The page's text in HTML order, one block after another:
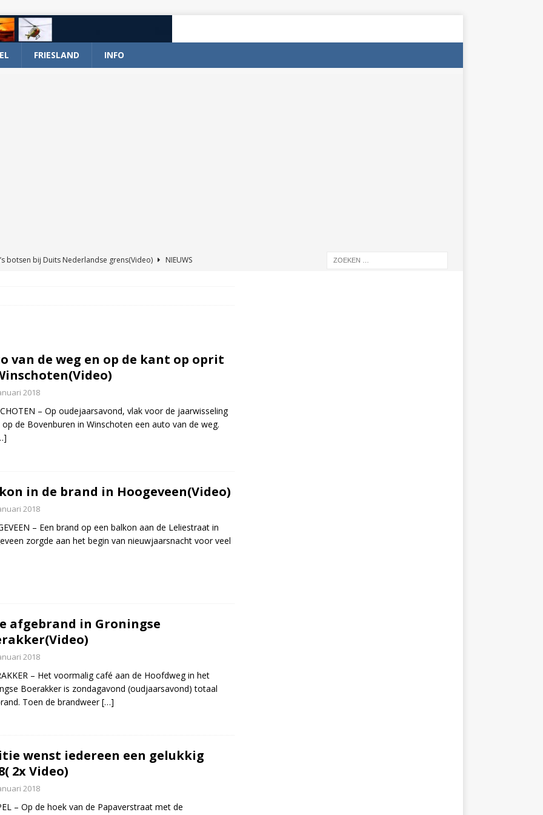
FRIESLAND INFO
botsen bij Duits Nederlandse grens(Video)
NIEUWS
aangevaren op Schildmeer Steendam(Video) NIEUWS
van de weg en op de kant op oprit
2018
– Op oudejaarsavond, vlak voor de jaarwisseling
de Bovenburen in Winschoten een auto van de weg.
in de brand in Hoogeveen(Video)
2018
– Een brand op een balkon aan de Leliestraat in
zorgde aan het begin van nieuwjaarsnacht voor veel
afgebrand in Groningse
2018
– Het voormalig café aan de Hoofdweg in het
Boerakker is zondagavond (oudjaarsavond) totaal
Toen de brandweer[…]
wenst iedereen een gelukkig
2x Video)
2018
– Op de hoek van de Papaverstraat met de